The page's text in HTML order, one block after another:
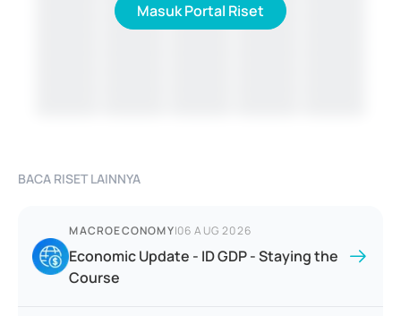
Masuk Portal Riset
BACA RISET LAINNYA
MACROECONOMY|06 AUG 2026
Economic Update - ID GDP - Staying the
Course